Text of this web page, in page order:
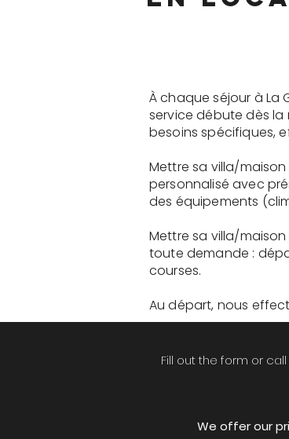
À chaque séjour à La
service débute dès la
besoins spécifiques,
Mettre sa villa/
personnalisé avec
des équipements
Mettre sa villa/
toute demande :
courses.
Au départ, nous
Fill out the form or
We offer our